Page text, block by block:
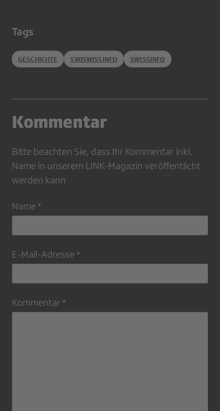
Tags
GESCHICHTE SWISWISSINFO SWISSINFO
Kommentar
Bitte beachten Sie, dass Ihr Kommentar inkl.
Name in unserem LINK-Magazin veröffentlicht
werden kann
Name *
E-Mail-Adresse *
Kommentar *